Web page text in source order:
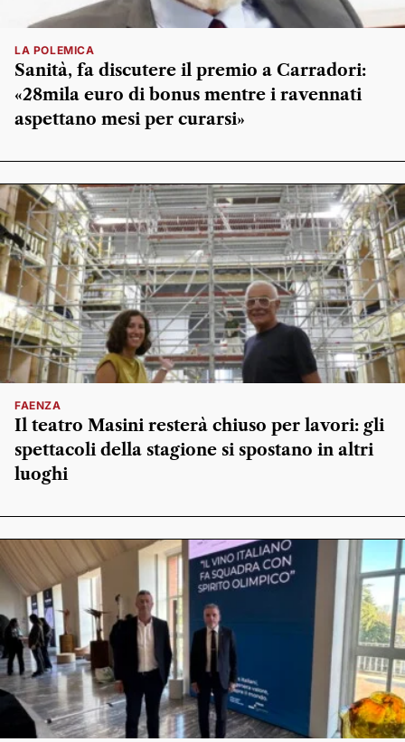
LA POLEMICA
Sanità, fa discutere il premio a Carradori:
«28mila euro di bonus mentre i ravennati
aspettano mesi per curarsi»
FAENZA
Il teatro Masini resterà chiuso per lavori: gli
spettacoli della stagione si spostano in altri
luoghi